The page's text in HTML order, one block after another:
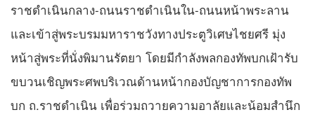
ราชดำเนินกลาง-ถนนราชดำเนินใน-ถนนหน้าพระลาน
และเข้าสู่พระบรมมหาราชวังทางประตูวิเศษไชยศรี มุ่ง
หน้าสู่พระที่นั่งพิมานรัตยา โดยมีกำลังพลกองทัพบกเฝ้ารับ
ขบวนเชิญพระศพบริเวณด้านหน้ากองบัญชาการกองทัพ
บก ถ.ราชดำเนิน เพื่อร่วมถวายความอาลัยและน้อมสำนึก